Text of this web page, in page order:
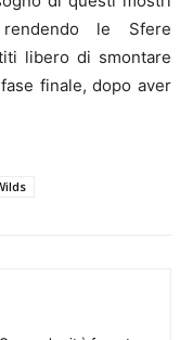
le Sfere
libero di smontare
finale, dopo aver